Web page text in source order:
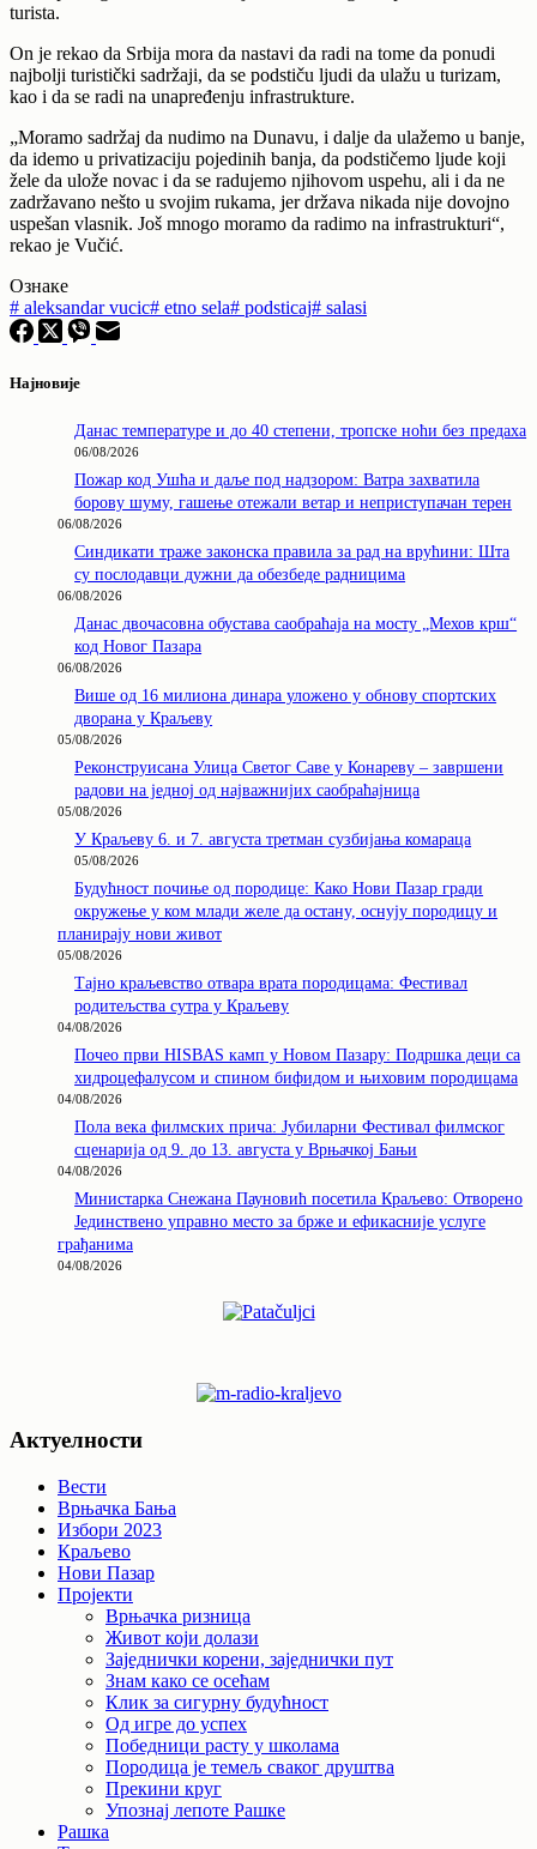
turista.
On je rekao da Srbija mora da nastavi da radi na tome da ponudi
najbolji turistički sadržaji, da se podstiču ljudi da ulažu u turizam,
kao i da se radi na unapređenju infrastrukture.
„Moramo sadržaj da nudimo na Dunavu, i dalje da ulažemo u banje,
da idemo u privatizaciju pojedinih banja, da podstičemo ljude koji
žele da ulože novac i da se radujemo njihovom uspehu, ali i da ne
zadržavano nešto u svojim rukama, jer država nikada nije dovojno
uspešan vlasnik. Još mnogo moramo da radimo na infrastrukturi“,
rekao je Vučić.
Ознаке
# aleksandar vucic# etno sela# podsticaj# salasi
Најновије
Данас температуре и до 40 степени, тропске ноћи без предаха
06/08/2026
Пожар код Ушћа и даље под надзором: Ватра захватила
борову шуму, гашење отежали ветар и неприступачан терен
06/08/2026
Синдикати траже законска правила за рад на врућини: Шта
су послодавци дужни да обезбеде радницима
06/08/2026
Данас двочасовна обустава саобраћаја на мосту „Мехов крш“
код Новог Пазара
06/08/2026
Више од 16 милиона динара уложено у обнову спортских
дворана у Краљеву
05/08/2026
Реконструисана Улица Светог Саве у Конареву – завршени
радови на једној од најважнијих саобраћајница
05/08/2026
У Краљеву 6. и 7. августа третман сузбијања комараца
05/08/2026
Будућност почиње од породице: Како Нови Пазар гради
окружење у ком млади желе да остану, оснују породицу и
планирају нови живот
05/08/2026
Тајно краљевство отвара врата породицама: Фестивал
родитељства сутра у Краљеву
04/08/2026
Почео први HISBAS камп у Новом Пазару: Подршка деци са
хидроцефалусом и спином бифидом и њиховим породицама
04/08/2026
Пола века филмских прича: Јубиларни Фестивал филмског
сценарија од 9. до 13. августа у Врњачкој Бањи
04/08/2026
Министарка Снежана Пауновић посетила Краљево: Отворено
Јединствено управно место за брже и ефикасније услуге
грађанима
04/08/2026
Актуелности
Вести
Врњачка Бања
Избори 2023
Краљево
Нови Пазар
Пројекти
Врњачка ризница
Живот који долази
Заједнички корени, заједнички пут
Знам како се осећам
Клик за сигурну будућност
Од игре до успех
Победници расту у школама
Породица је темељ сваког друштва
Прекини круг
Упознај лепоте Рашке
Рашка